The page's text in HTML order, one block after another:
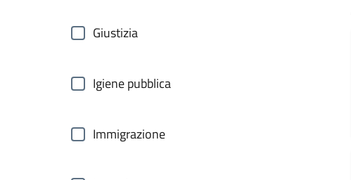
Giustizia
Igiene pubblica
Immigrazione